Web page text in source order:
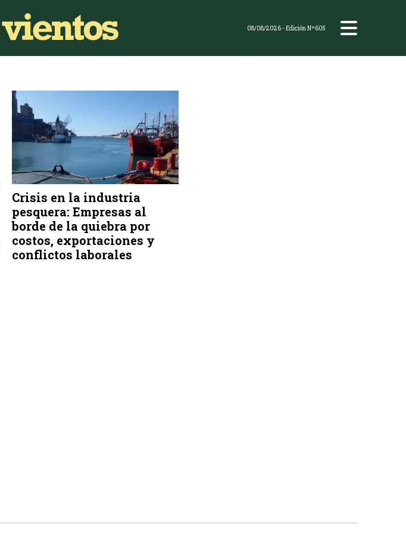
08/08/2026- Edición Nº605
Crisis en la industria
pesquera: Empresas al
borde de la quiebra por
costos, exportaciones y
conflictos laborales